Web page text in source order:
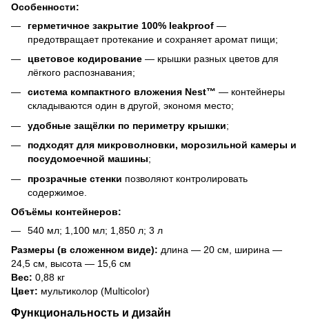
Особенности:
герметичное закрытие 100% leakproof —
предотвращает протекание и сохраняет аромат пищи;
цветовое кодирование — крышки разных цветов для
лёгкого распознавания;
система компактного вложения Nest™ — контейнеры
складываются один в другой, экономя место;
удобные защёлки по периметру крышки;
подходят для микроволновки, морозильной камеры и
посудомоечной машины;
прозрачные стенки позволяют контролировать
содержимое.
Объёмы контейнеров:
540 мл; 1,100 мл; 1,850 л; 3 л
Размеры (в сложенном виде): длина — 20 см, ширина —
24,5 см, высота — 15,6 см
Вес: 0,88 кг
Цвет: мультиколор (Multicolor)
Функциональность и дизайн